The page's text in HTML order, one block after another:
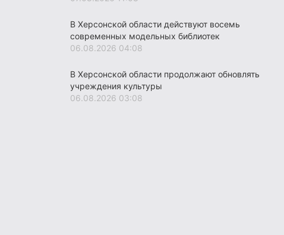
В Херсонской области действуют восемь
современных модельных библиотек
06.08.2026 04:08
В Херсонской области продолжают обновлять
учреждения культуры
06.08.2026 03:08